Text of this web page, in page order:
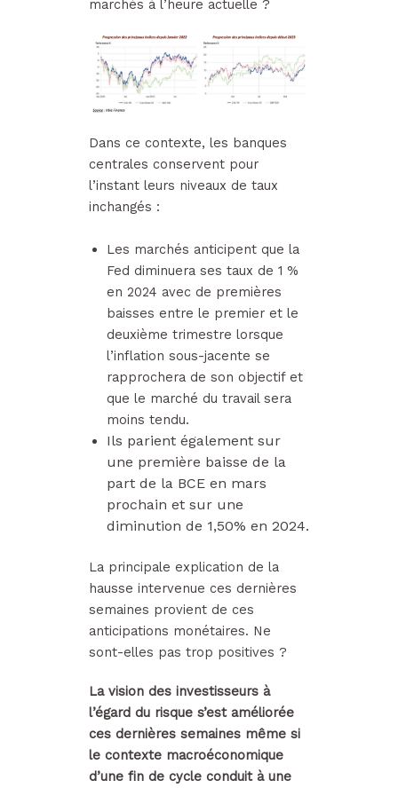
marchés à l’heure actuelle ?
Dans ce contexte, les banques
centrales conservent pour
l’instant leurs niveaux de taux
inchangés :
Les marchés anticipent que la
Fed diminuera ses taux de 1 %
en 2024 avec de premières
baisses entre le premier et le
deuxième trimestre lorsque
l’inflation sous-jacente se
rapprochera de son objectif et
que le marché du travail sera
moins tendu.
Ils parient également sur
une première baisse de la
part de la BCE en mars
prochain et sur une
diminution de 1,50% en 2024.
La principale explication de la
hausse intervenue ces dernières
semaines provient de ces
anticipations monétaires. Ne
sont-elles pas trop positives ?
La vision des investisseurs à
l’égard du risque s’est améliorée
ces dernières semaines même si
le contexte macroéconomique
d’une fin de cycle conduit à une